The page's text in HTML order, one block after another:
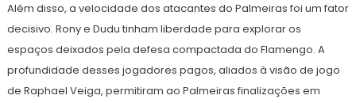
Além disso, a velocidade dos atacantes do Palmeiras foi um fator
decisivo. Rony e Dudu tinham liberdade para explorar os
espaços deixados pela defesa compactada do Flamengo. A
profundidade desses jogadores pagos, aliados à visão de jogo
de Raphael Veiga, permitiram ao Palmeiras finalizações em